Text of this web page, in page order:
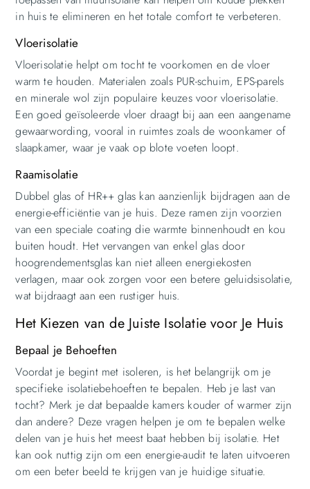
in huis te elimineren en het totale comfort te verbeteren.
Vloerisolatie
Vloerisolatie helpt om tocht te voorkomen en de vloer
warm te houden. Materialen zoals PUR-schuim, EPS-parels
en minerale wol zijn populaire keuzes voor vloerisolatie.
Een goed geïsoleerde vloer draagt bij aan een aangename
gewaarwording, vooral in ruimtes zoals de woonkamer of
slaapkamer, waar je vaak op blote voeten loopt.
Raamisolatie
Dubbel glas of HR++ glas kan aanzienlijk bijdragen aan de
energie-efficiëntie van je huis. Deze ramen zijn voorzien
van een speciale coating die warmte binnenhoudt en kou
buiten houdt. Het vervangen van enkel glas door
hoogrendementsglas kan niet alleen energiekosten
verlagen, maar ook zorgen voor een betere geluidsisolatie,
wat bijdraagt aan een rustiger huis.
Het Kiezen van de Juiste Isolatie voor Je Huis
Bepaal je Behoeften
Voordat je begint met isoleren, is het belangrijk om je
specifieke isolatiebehoeften te bepalen. Heb je last van
tocht? Merk je dat bepaalde kamers kouder of warmer zijn
dan andere? Deze vragen helpen je om te bepalen welke
delen van je huis het meest baat hebben bij isolatie. Het
kan ook nuttig zijn om een energie-audit te laten uitvoeren
om een beter beeld te krijgen van je huidige situatie.